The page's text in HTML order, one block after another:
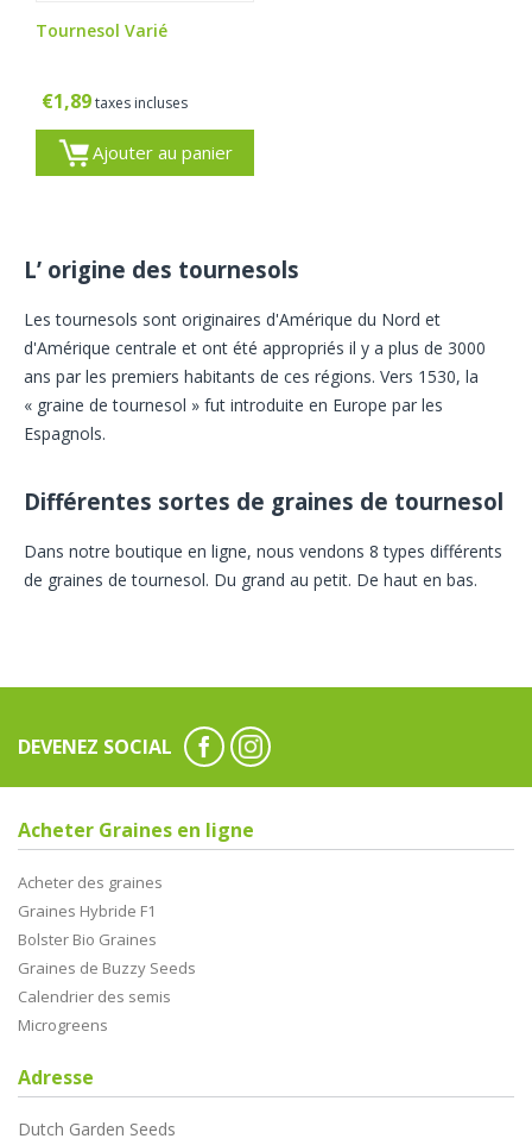
Tournesol Varié
€1,89taxes incluses
Ajouter au panier
L’ origine des tournesols
Les tournesols sont originaires d'Amérique du Nord et
d'Amérique centrale et ont été appropriés il y a plus de 3000
ans par les premiers habitants de ces régions. Vers 1530, la
« graine de tournesol » fut introduite en Europe par les
Espagnols.
Différentes sortes de graines de tournesol
Dans notre boutique en ligne, nous vendons 8 types différents
de graines de tournesol. Du grand au petit. De haut en bas.
DEVENEZ SOCIAL
Acheter Graines en ligne
Acheter des graines
Graines Hybride F1
Bolster Bio Graines
Graines de Buzzy Seeds
Calendrier des semis
Microgreens
Adresse
Dutch Garden Seeds